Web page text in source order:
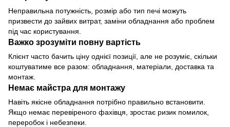
Неправильна потужність, розмір або тип печі можуть
призвести до зайвих витрат, заміни обладнання або проблем
під час користування.
Важко зрозуміти повну вартість
Клієнт часто бачить ціну однієї позиції, але не розуміє, скільки
коштуватиме все разом: обладнання, матеріали, доставка та
монтаж.
Немає майстра для монтажу
Навіть якісне обладнання потрібно правильно встановити.
Якщо немає перевіреного фахівця, зростає ризик помилок,
переробок і небезпеки.